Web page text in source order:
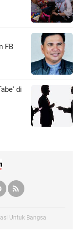
FB
di
Untuk Bangsa